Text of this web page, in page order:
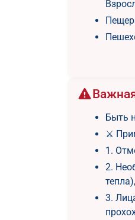
Быть
⚔️
1.
2.
3.